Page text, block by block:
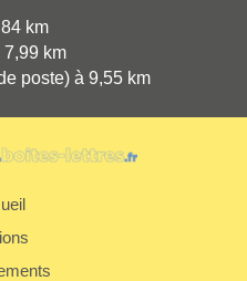
km
7,99 km
poste) à 9,55 km